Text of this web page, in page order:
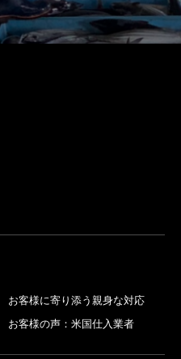
お客様に寄り添う親身な対応
お客様の声：米国仕入業者